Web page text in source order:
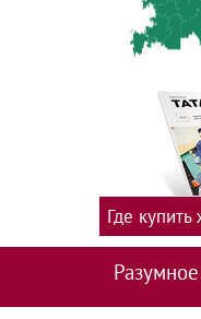
Разумное
Где